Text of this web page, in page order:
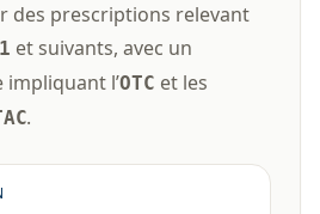
des prescriptions relevant
et suivants, avec un
l’OTC et les
.